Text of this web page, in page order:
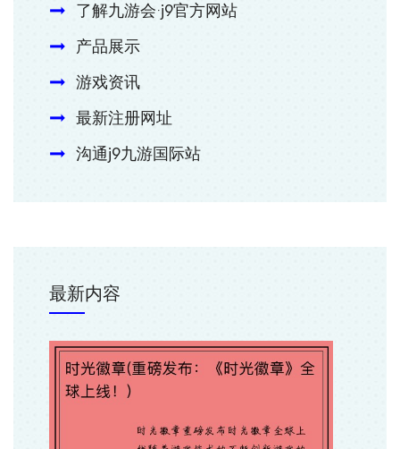
了解九游会·j9官方网站
产品展示
游戏资讯
最新注册网址
沟通j9九游国际站
最新内容